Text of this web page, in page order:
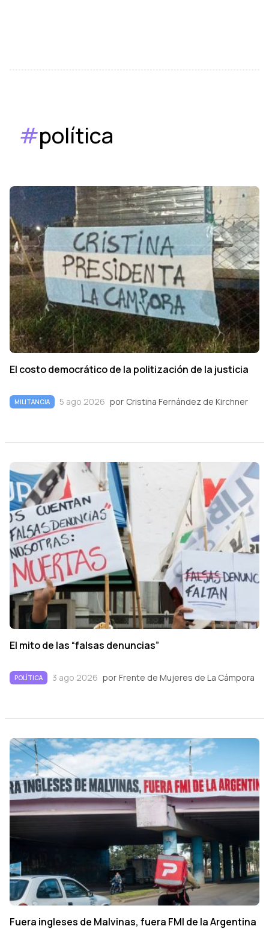
#política
El costo democrático de la politización de la justicia
MILITANCIA 5 ago 2026 por Cristina Fernández de Kirchner
El mito de las “falsas denuncias”
POLÍTICA 3 ago 2026 por Frente de Mujeres de La Cámpora
Fuera ingleses de Malvinas, fuera FMI de la Argentina